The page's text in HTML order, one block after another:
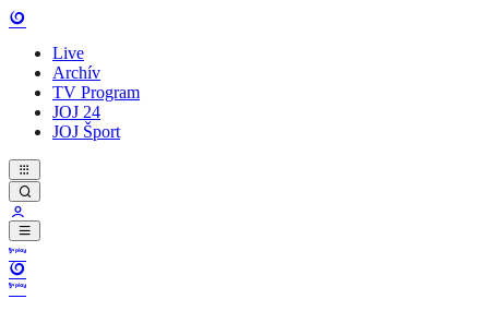
Live
Archív
TV Program
JOJ 24
JOJ Šport